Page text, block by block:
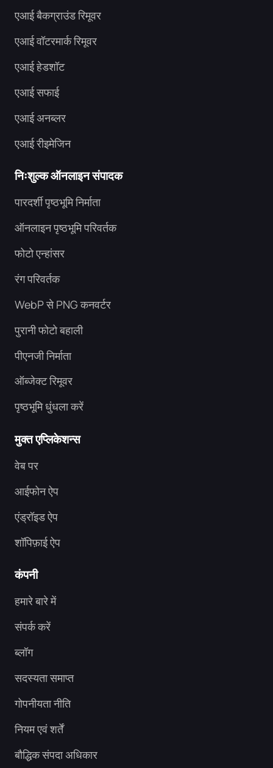
एआई बैकग्राउंड रिमूवर
एआई वॉटरमार्क रिमूवर
एआई हेडशॉट
एआई सफाई
एआई अनब्लर
एआई रीइमेजिन
निःशुल्क ऑनलाइन संपादक
पारदर्शी पृष्ठभूमि निर्माता
ऑनलाइन पृष्ठभूमि परिवर्तक
फोटो एन्हांसर
रंग परिवर्तक
WebP से PNG कनवर्टर
पुरानी फोटो बहाली
पीएनजी निर्माता
ऑब्जेक्ट रिमूवर
पृष्ठभूमि धुंधला करें
मुक्त एप्लिकेशन्स
वेब पर
आईफोन ऐप
एंड्रॉइड ऐप
शॉपिफ़ाई ऐप
कंपनी
हमारे बारे में
संपर्क करें
ब्लॉग
सदस्यता समाप्त
गोपनीयता नीति
नियम एवं शर्तें
बौद्धिक संपदा अधिकार